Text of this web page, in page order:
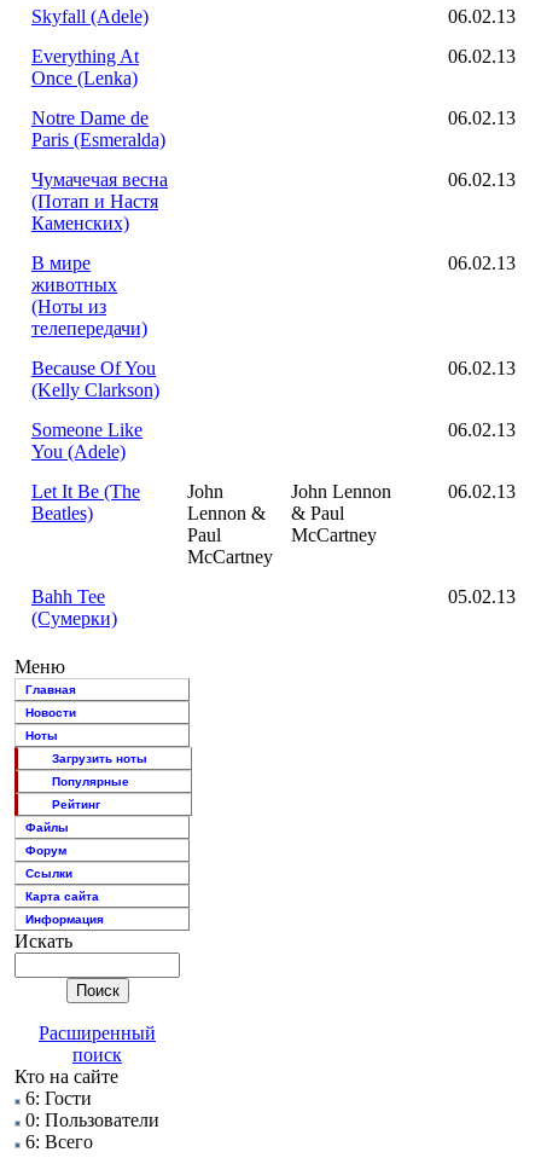
Skyfall (Adele)
06.02.13
Everything At
Once (Lenka)
06.02.13
Notre Dame de
Paris (Esmeralda)
06.02.13
Чумачечая весна
(Потап и Настя
Каменских)
06.02.13
В мире
животных
(Ноты из
телепередачи)
06.02.13
Because Of You
(Kelly Clarkson)
06.02.13
Someone Like
You (Adele)
06.02.13
Let It Be (The
Beatles)
John
Lennon &
Paul
McCartney
John Lennon
& Paul
McCartney
06.02.13
Bahh Tee
(Сумерки)
05.02.13
Меню
Главная
Новости
Ноты
Загрузить ноты
Популярные
Рейтинг
Файлы
Форум
Ссылки
Карта сайта
Информация
Искать
Расширенный
поиск
Кто на сайте
6: Гости
0: Пользователи
6: Всего